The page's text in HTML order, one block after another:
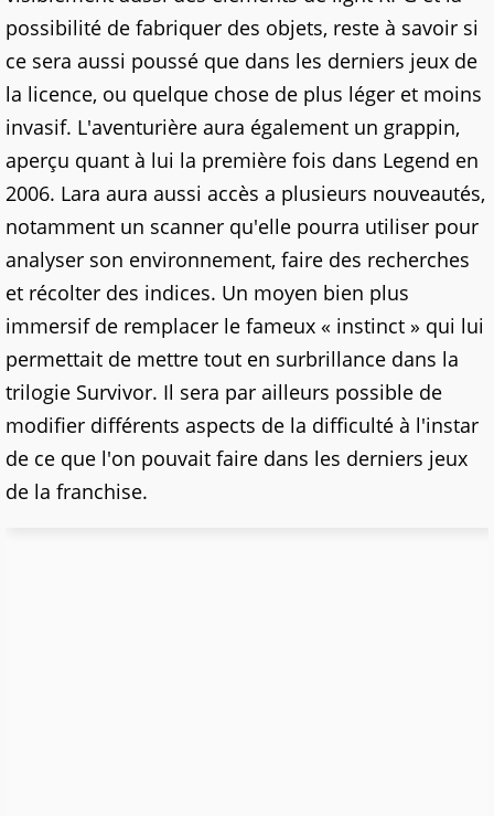
possibilité de fabriquer des objets, reste à savoir si
ce sera aussi poussé que dans les derniers jeux de
la licence, ou quelque chose de plus léger et moins
invasif. L'aventurière aura également un grappin,
aperçu quant à lui la première fois dans Legend en
2006. Lara aura aussi accès a plusieurs nouveautés,
notamment un scanner qu'elle pourra utiliser pour
analyser son environnement, faire des recherches
et récolter des indices. Un moyen bien plus
immersif de remplacer le fameux « instinct » qui lui
permettait de mettre tout en surbrillance dans la
trilogie Survivor. Il sera par ailleurs possible de
modifier différents aspects de la difficulté à l'instar
de ce que l'on pouvait faire dans les derniers jeux
de la franchise.